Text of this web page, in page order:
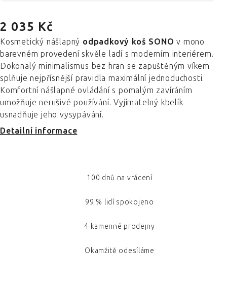
2 035 Kč
Kosmetický nášlapný odpadkový koš SONOv mono
barevném provedení skvěle ladí s moderním interiérem.
Dokonalý minimalismus bez hran se zapuštěným víkem
splňuje nejpřísnější pravidla maximální jednoduchosti.
Komfortní nášlapné ovládání s pomalým zavíráním
umožňuje nerušivé používání. Vyjímatelný kbelík
usnadňuje jeho vysypávání.
Detailní informace
100 dnů na vrácení
99 % lidí spokojeno
4 kamenné prodejny
Okamžitě odesíláme